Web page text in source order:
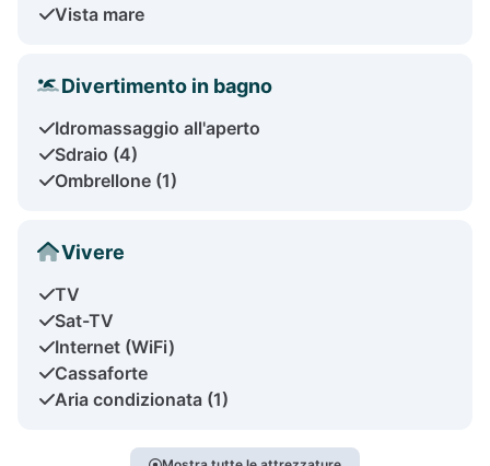
Vista mare
Divertimento in bagno
Idromassaggio all'aperto
Sdraio (4)
Ombrellone (1)
Vivere
TV
Sat-TV
Internet (WiFi)
Cassaforte
Aria condizionata (1)